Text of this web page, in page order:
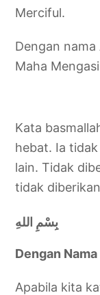
Merciful.
Dengan nama
Maha
Kata
hebat. Ia
lain. Tidak
tidak
بِسْمِ اللهِ
Dengan
Apabila kita